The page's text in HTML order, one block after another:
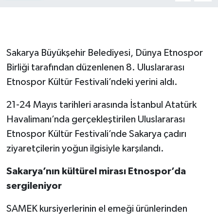
Sakarya Büyükşehir Belediyesi, Dünya Etnospor
Birliği tarafından düzenlenen 8. Uluslararası
Etnospor Kültür Festivali’ndeki yerini aldı.
21-24 Mayıs tarihleri arasında İstanbul Atatürk
Havalimanı’nda gerçekleştirilen Uluslararası
Etnospor Kültür Festivali’nde Sakarya çadırı
ziyaretçilerin yoğun ilgisiyle karşılandı.
Sakarya’nın kültürel mirası Etnospor’da
sergileniyor
SAMEK kursiyerlerinin el emeği ürünlerinden